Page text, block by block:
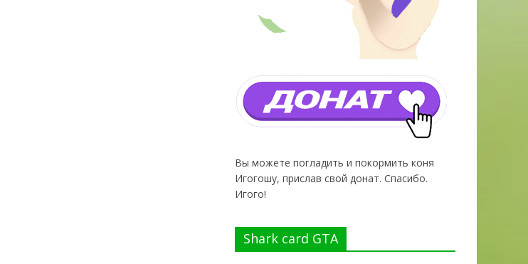
Вы можете погладить и покормить коня
Игогошу, прислав свой донат. Спасибо.
Игого!
Shark card GTA